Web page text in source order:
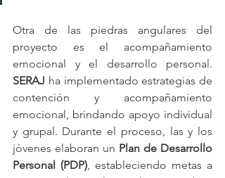
Otra de las piedras angulares del
proyecto es el acompañamiento
SERAJ ha implementado estrategias de
contención y acompañamiento
emocional, brindando apoyo individual
y grupal. Durante el proceso, las y los
jóvenes elaboran un Plan de Desarrollo
Personal (PDP), estableciendo metas a